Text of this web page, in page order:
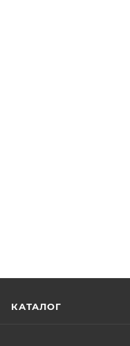
КАТАЛОГ